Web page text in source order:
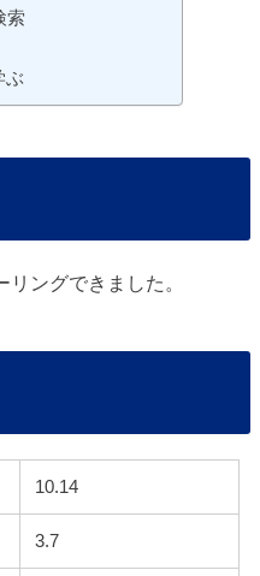
索
ぶ
ングできました。
10.14
3.7